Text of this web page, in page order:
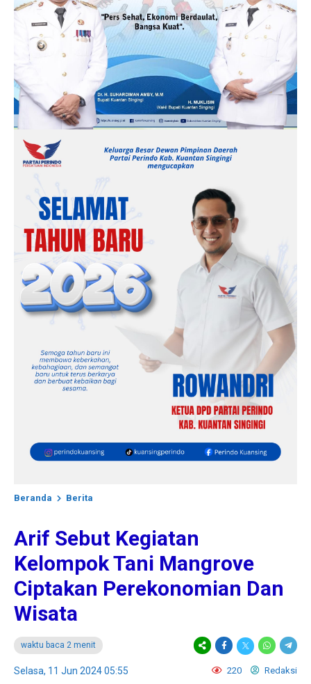
Beranda Berita
Arif Sebut Kegiatan
Kelompok Tani Mangrove
Ciptakan Perekonomian Dan
Wisata
waktu baca 2 menit
Selasa, 11 Jun 2024 05:55 220 Redaksi